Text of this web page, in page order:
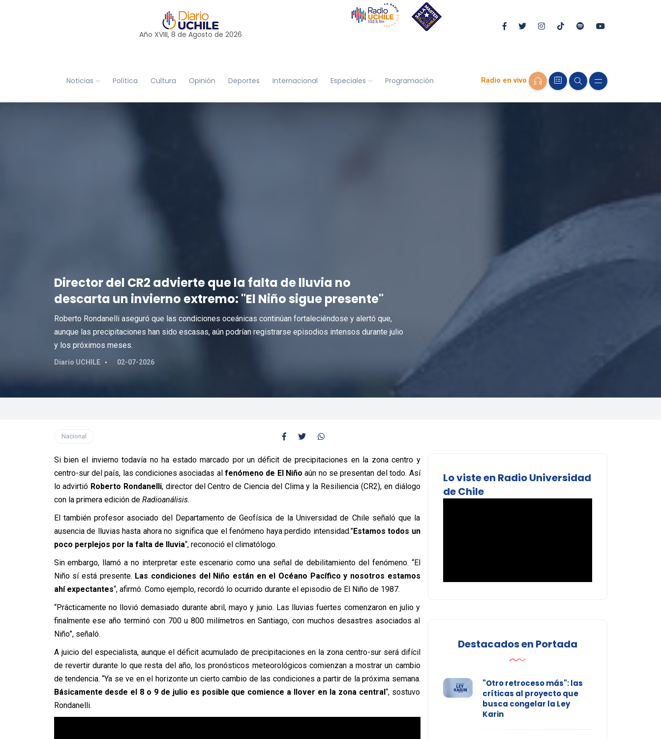
Año XVIII, 8 de Agosto de 2026
Noticias Política Cultura Opinión Deportes Internacional Especiales Programación Radio en vivo
Director del CR2 advierte que la falta de lluvia no
descarta un invierno extremo: "El Niño sigue presente"
Roberto Rondanelli aseguró que las condiciones oceánicas continúan fortaleciéndose y alertó que,
aunque las precipitaciones han sido escasas, aún podrían registrarse episodios intensos durante julio
y los próximos meses.
Diario UCHILE 02-07-2026
Nacional
Si bien el invierno todavía no ha estado marcado por un déficit de precipitaciones en la zona centro y
centro-sur del país, las condiciones asociadas al fenómeno de El Niño aún no se presentan del todo. Así
lo advirtió Roberto Rondanelli, director del Centro de Ciencia del Clima y la Resiliencia (CR2), en diálogo
con la primera edición de Radioanálisis.
El también profesor asociado del Departamento de Geofísica de la Universidad de Chile señaló que la
ausencia de lluvias hasta ahora no significa que el fenómeno haya perdido intensidad.”Estamos todos un
poco perplejos por la falta de lluvia“, reconoció el climatólogo.
Sin embargo, llamó a no interpretar este escenario como una señal de debilitamiento del fenómeno. “El
Niño sí está presente. Las condiciones del Niño están en el Océano Pacífico y nosotros estamos
ahí expectantes“, afirmó. Como ejemplo, recordó lo ocurrido durante el episodio de El Niño de 1987.
“Prácticamente no llovió demasiado durante abril, mayo y junio. Las lluvias fuertes comenzaron en julio y
finalmente ese año terminó con 700 u 800 milímetros en Santiago, con muchos desastres asociados al
Niño”, señaló.
A juicio del especialista, aunque el déficit acumulado de precipitaciones en la zona centro-sur será difícil
de revertir durante lo que resta del año, los pronósticos meteorológicos comienzan a mostrar un cambio
de tendencia. “Ya se ve en el horizonte un cierto cambio de las condiciones a partir de la próxima semana.
Básicamente desde el 8 o 9 de julio es posible que comience a llover en la zona central“, sostuvo
Rondanelli.
Lo viste en Radio Universidad
de Chile
Destacados en Portada
"Otro retroceso más": las
críticas al proyecto que
busca congelar la Ley
Karin